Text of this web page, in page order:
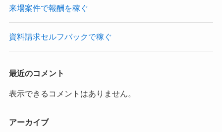
来場案件で報酬を稼ぐ
資料請求セルフバックで稼ぐ
最近のコメント
表示できるコメントはありません。
アーカイブ